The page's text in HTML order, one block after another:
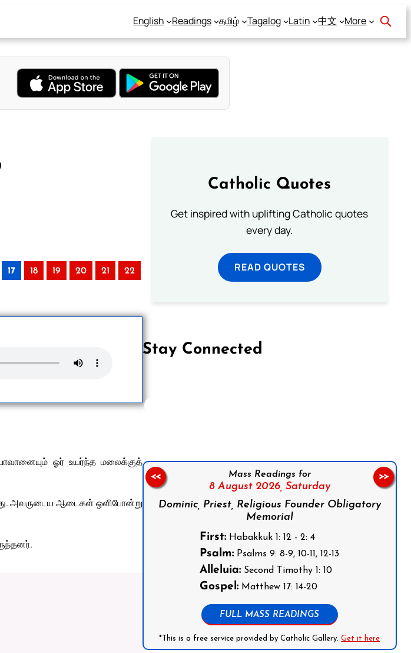
English Readings தமிழ் Tagalog Latin 中文 More
17 18 19 20 21 22
ஓர் உயர்ந்த மலைக்குத்
அவருடைய ஆடைகள் ஒளிபோன்று
Catholic Quotes
Get inspired with uplifting Catholic quotes
every day.
READ QUOTES
Stay Connected
Follow us on Facebook
Mass Readings for
8 August 2026, Saturday
Dominic, Priest, Religious Founder Obligatory
Memorial
First: Habakkuk 1: 12 - 2: 4
Psalm: Psalms 9: 8-9, 10-11, 12-13
Alleluia: Second Timothy 1: 10
Gospel: Matthew 17: 14-20
FULL MASS READINGS
*This is a free service provided by Catholic Gallery.Get it here
<< >>